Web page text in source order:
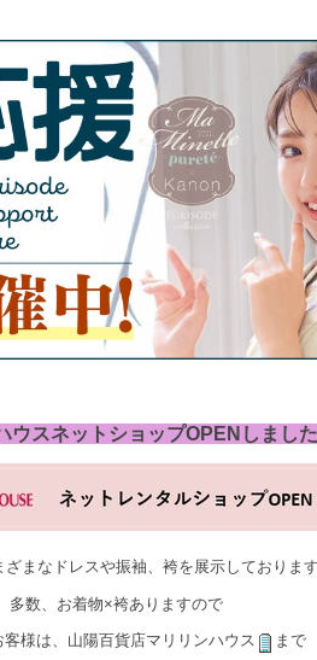
ウスネットショップOPENしました
ざまなドレスや振袖、袴を展示しております
多数、お着物×袴ありますので
客様は、山陽百貨店マリリンハウス まで